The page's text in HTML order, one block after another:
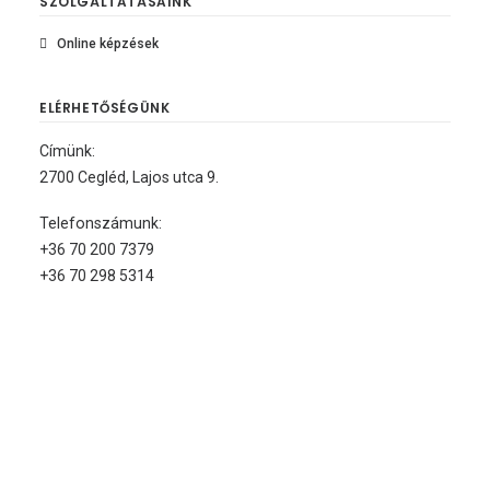
Online képzések
ELÉRHETŐSÉGÜNK
Címünk:
2700 Cegléd, Lajos utca 9.
Telefonszámunk:
+36 70 200 7379
+36 70 298 5314